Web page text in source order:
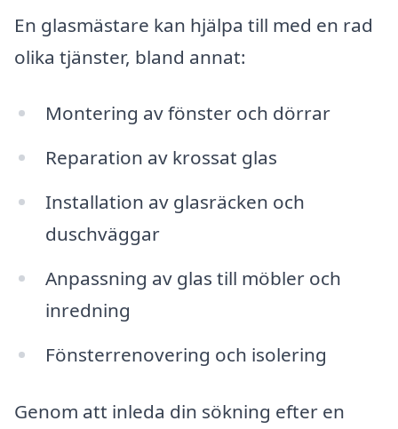
En glasmästare kan hjälpa till med en rad
olika tjänster, bland annat:
Montering av fönster och dörrar
Reparation av krossat glas
Installation av glasräcken och
duschväggar
Anpassning av glas till möbler och
inredning
Fönsterrenovering och isolering
Genom att inleda din sökning efter en